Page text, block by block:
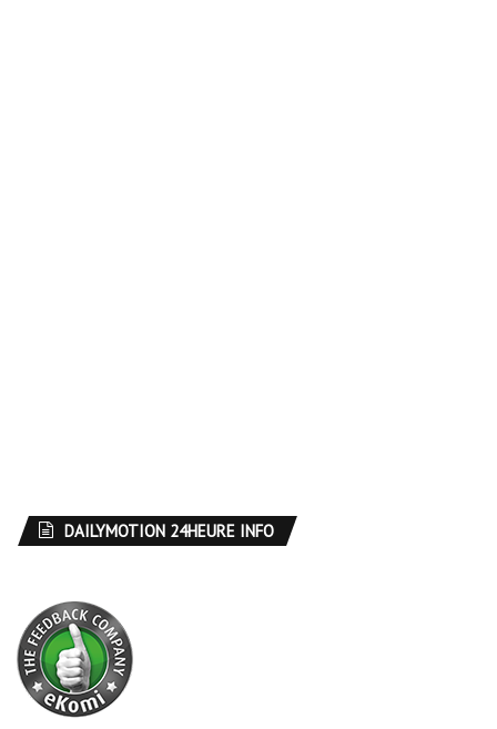
DAILYMOTION 24HEURE INFO